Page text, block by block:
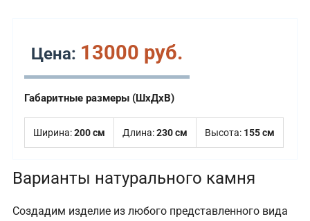
Цена: 13000 руб.
Габаритные размеры (ШхДхВ)
Ширина:200 см Длина:230 см Высота: 155 см
Варианты натурального камня
Создадим изделие из любого представленного вида